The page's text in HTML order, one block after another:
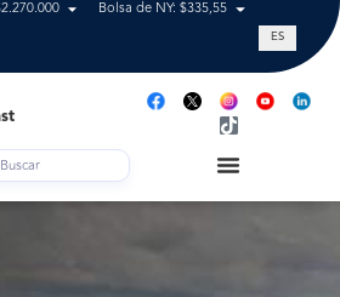
Bolsa de NY: $335,55 Tasa de
ES